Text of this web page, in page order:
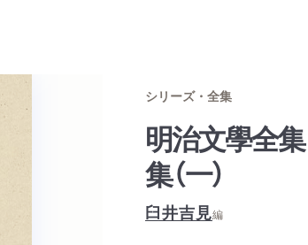
シリーズ・全集
明治文學全
集（一）
臼井吉見編